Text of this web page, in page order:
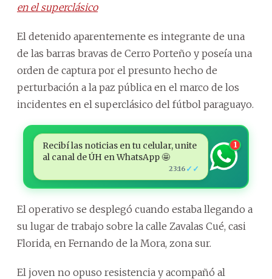
en el superclásico
El detenido aparentemente es integrante de una
de las barras bravas de Cerro Porteño y poseía una
orden de captura por el presunto hecho de
perturbación a la paz pública en el marco de los
incidentes en el superclásico del fútbol paraguayo.
Recibí las noticias en tu celular, unite
al canal de ÚH en WhatsApp 🤩
23:16 ✓✓
1
El operativo se desplegó cuando estaba llegando a
su lugar de trabajo sobre la calle Zavalas Cué, casi
Florida, en Fernando de la Mora, zona sur.
El joven no opuso resistencia y acompañó al